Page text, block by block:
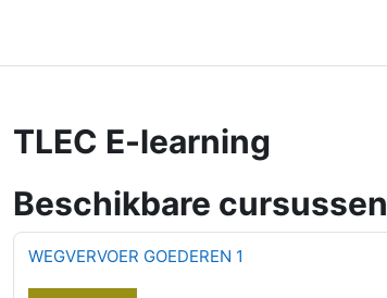
TLEC E-learning
Beschikbare cursussen
WEGVERVOER GOEDEREN 1